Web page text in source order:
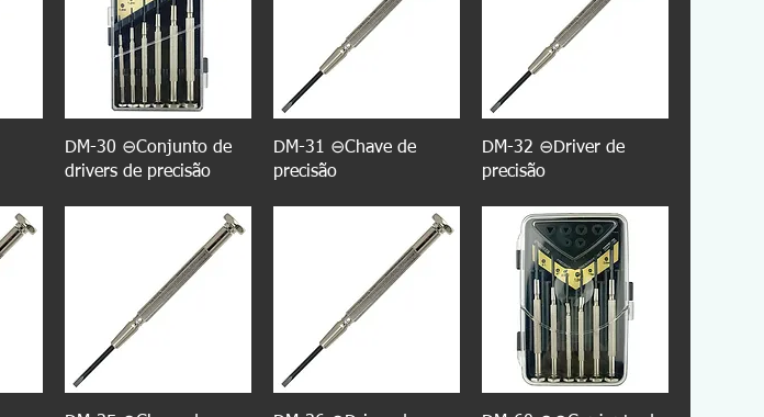
DM-30 ⊖Conjunto de
drivers de precisão
DM-31 ⊖Chave de
precisão
DM-32 ⊖Driver de
precisão